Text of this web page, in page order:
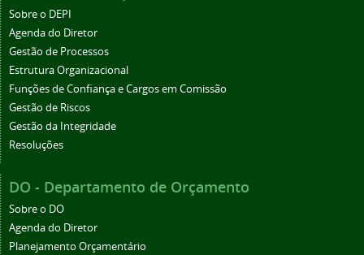
Sobre o DEPI
Agenda do Diretor
Gestão de Processos
Estrutura Organizacional
Funções de Confiança e Cargos em Comissão
Gestão de Riscos
Gestão da Integridade
Resoluções
DO - Departamento de Orçamento
Sobre o DO
Agenda do Diretor
Planejamento Orçamentário